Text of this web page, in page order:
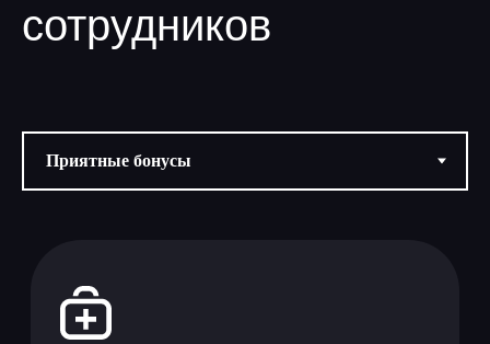
сотрудников
Ежемесячная сумма
на кафе, рестораны рядом